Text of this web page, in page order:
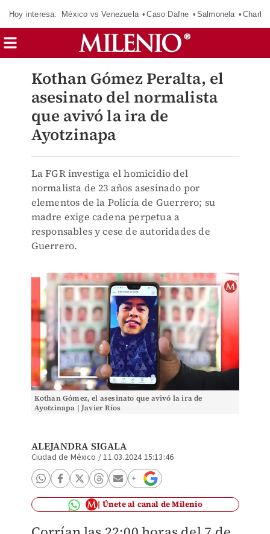
Hoy interesa: México vs Venezuela Caso Dafne Salmonela
Kothan Gómez Peralta, el
asesinato del normalista
que avivó la ira de
Ayotzinapa
La FGR investiga el homicidio del
normalista de 23 años asesinado por
elementos de la Policía de Guerrero; su
madre exige cadena perpetua a
responsables y cese de autoridades de
Guerrero.
Kothan Gómez, el asesinato que avivó la ira de
Ayotzinapa | Javier Ríos
ALEJANDRA SIGALA
Ciudad de México /11.03.2024 15:13:46
Únete al canal de Milenio